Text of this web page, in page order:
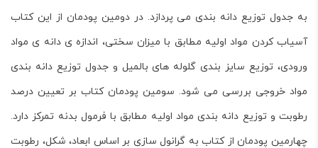
به جدول توزیع دانه بندی می پردازد. در دومین پودمان از این کتاب
آسیاب کردن مواد اولیه مطابق با میزان سختی، اندازه ی دانه ی مواد
ورودی، توزیع سایز بندی گلوله های بالمیل و جدول توزیع دانه بندی
مواد خروجی بررسی می شود. سومین پودمان کتاب بر تعیین درصد
رطوبت و توزیع دانه بندی مواد اولیه مطابق با فرمول بدنه تمرکز دارد.
چهارمین پودمان از کتاب به گرانول سازی بر اساس ابعاد، شکل، رطوبت